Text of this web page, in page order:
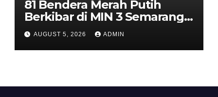
81 Bendera Merah Putih
Berkibar di MIN 3 Semarang,
Bhabinkamtibmas Desa
Timpik Hadiri Peringatan
HUT ke-81 Kemerdekaan RI
AUGUST 5, 2026 ADMIN